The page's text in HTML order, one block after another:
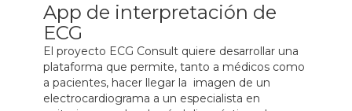
App de interpretación de
ECG
El proyecto ECG Consult quiere desarrollar una
plataforma que permite, tanto a médicos como
a pacientes, hacer llegar la imagen de un
electrocardiograma a un especialista en